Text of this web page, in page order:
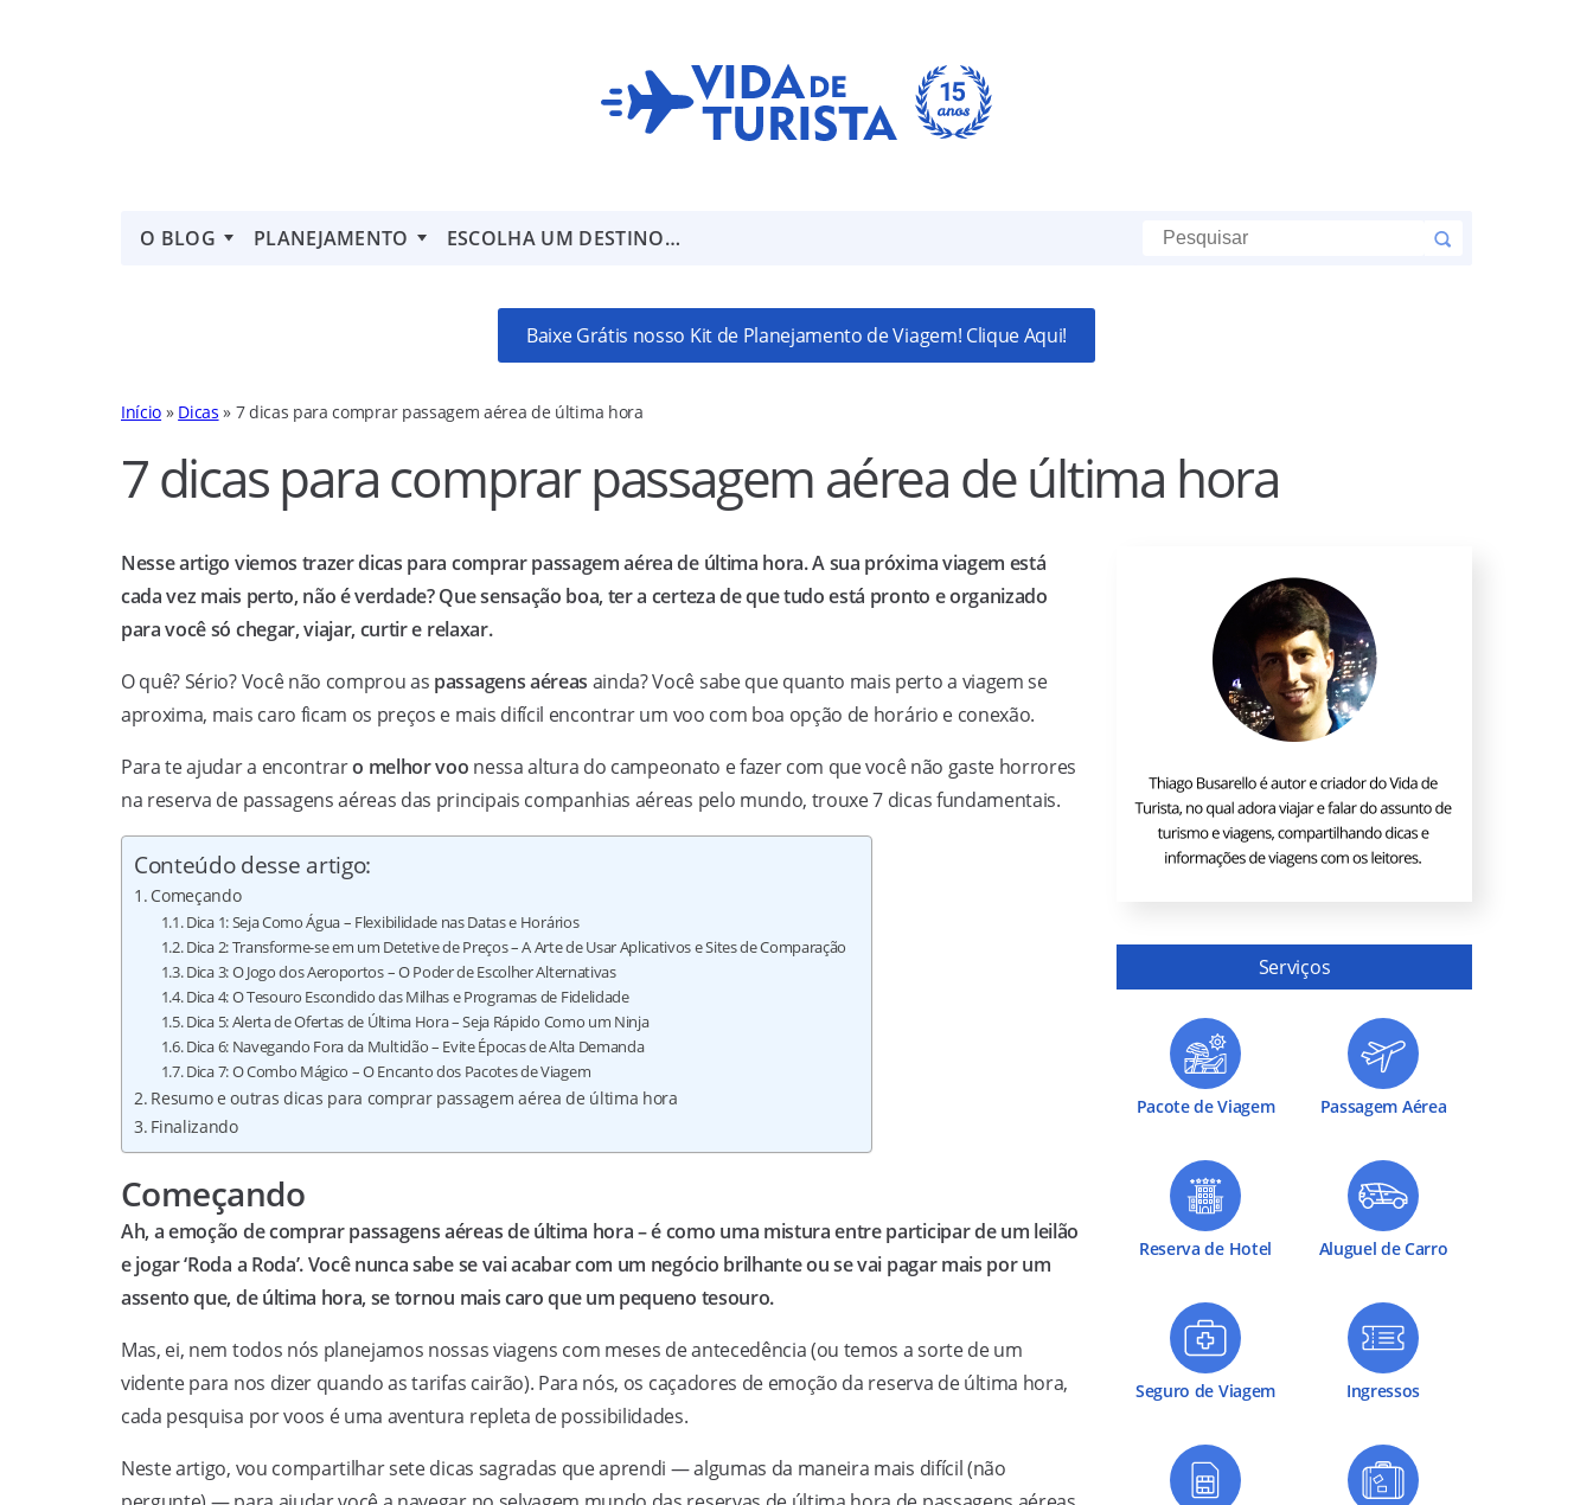
O BLOG PLANEJAMENTO ESCOLHA UM DESTINO…
Baixe Grátis nosso Kit de Planejamento de Viagem! Clique Aqui!
Início » Dicas » 7 dicas para comprar passagem aérea de última hora
7 dicas para comprar passagem aérea de última hora
Nesse artigo viemos trazer dicas para comprar passagem aérea de última hora. A sua próxima viagem está
cada vez mais perto, não é verdade? Que sensação boa, ter a certeza de que tudo está pronto e organizado
para você só chegar, viajar, curtir e relaxar.
O quê? Sério? Você não comprou as passagens aéreas ainda? Você sabe que quanto mais perto a viagem se
aproxima, mais caro ficam os preços e mais difícil encontrar um voo com boa opção de horário e conexão.
Para te ajudar a encontraro melhor voo nessa altura do campeonato e fazer com que você não gaste horrores
na reserva de passagens aéreas das principais companhias aéreas pelo mundo, trouxe 7 dicas fundamentais.
Conteúdo desse artigo:
Começando
Dica 1: Seja Como Água – Flexibilidade nas Datas e Horários
Dica 2: Transforme-se em um Detetive de Preços – A Arte de Usar Aplicativos e Sites de Comparação
Dica 3: O Jogo dos Aeroportos – O Poder de Escolher Alternativas
Dica 4: O Tesouro Escondido das Milhas e Programas de Fidelidade
Dica 5: Alerta de Ofertas de Última Hora – Seja Rápido Como um Ninja
Dica 6: Navegando Fora da Multidão – Evite Épocas de Alta Demanda
Dica 7: O Combo Mágico – O Encanto dos Pacotes de Viagem
Resumo e outras dicas para comprar passagem aérea de última hora
Finalizando
Começando
Ah, a emoção de comprar passagens aéreas de última hora – é como uma mistura entre participar de um leilão
e jogar ‘Roda a Roda’. Você nunca sabe se vai acabar com um negócio brilhante ou se vai pagar mais por um
assento que, de última hora, se tornou mais caro que um pequeno tesouro.
Mas, ei, nem todos nós planejamos nossas viagens com meses de antecedência (ou temos a sorte de um
vidente para nos dizer quando as tarifas cairão). Para nós, os caçadores de emoção da reserva de última hora,
cada pesquisa por voos é uma aventura repleta de possibilidades.
Neste artigo, vou compartilhar sete dicas sagradas que aprendi — algumas da maneira mais difícil (não
Serviços
Pacote de Viagem Passagem Aérea
Reserva de Hotel Aluguel de Carro
Seguro de Viagem Ingressos